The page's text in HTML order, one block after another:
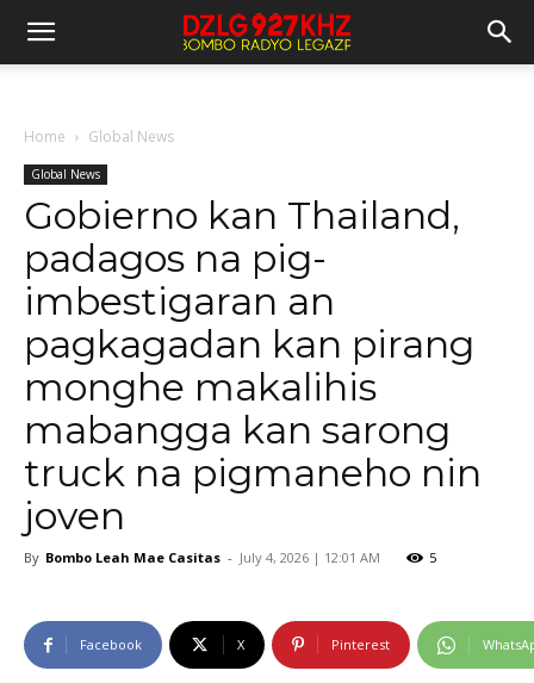
Home Global News
Global News
Gobierno kan Thailand,
padagos na pig-
imbestigaran an
pagkagadan kan pirang
monghe makalihis
mabangga kan sarong
truck na pigmaneho nin
joven
By Bombo Leah Mae Casitas - July 4, 2026 | 12:01 AM 5
Facebook X Pinterest